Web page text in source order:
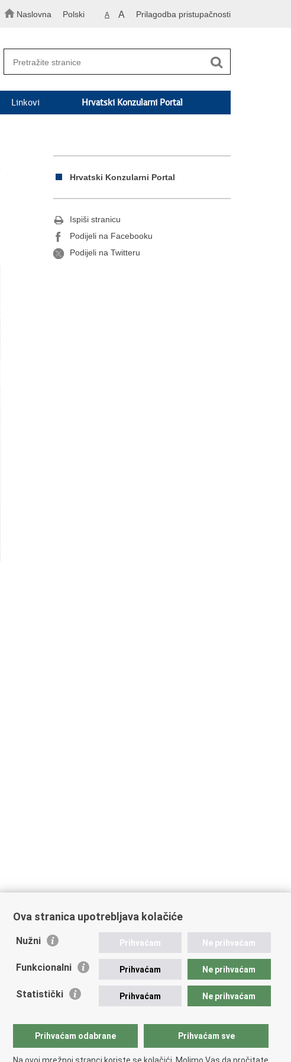
Naslovna Polski A A Prilagodba pristupačnosti
Linkovi Hrvatski Konzularni Portal
Hrvatski Konzularni Portal
Ispiši stranicu
Podijeli na Facebooku
Podijeli na Twitteru
Ova stranica upotrebljava kolačiće
Nužni Prihvaćam Ne prihvaćam
Funkcionalni Prihvaćam Ne prihvaćam
Statistički Prihvaćam Ne prihvaćam
Prihvaćam odabrane Prihvaćam sve